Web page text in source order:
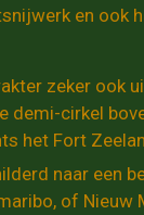
en ook
zeker ook
demi-cirkel
het Fort
naar een
of Nieuw